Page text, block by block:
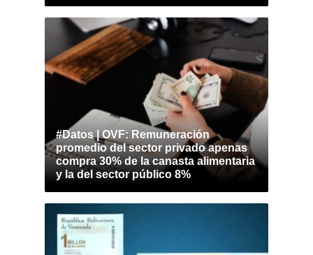
#Datos | OVF: Remuneración
promedio del sector privado apenas
compra 30% de la canasta alimentaria
y la del sector público 8%